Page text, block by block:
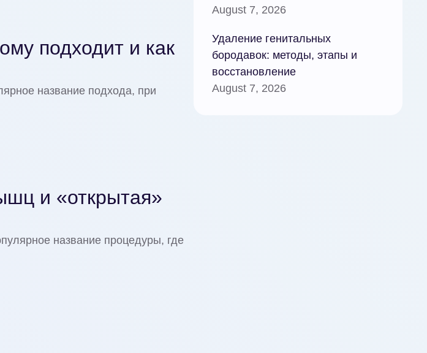
подходит и как
название подхода, при
и «открытая»
название процедуры, где
August 7, 2026
Удаление генитальных
бородавок: методы, этапы и
восстановление
August 7, 2026